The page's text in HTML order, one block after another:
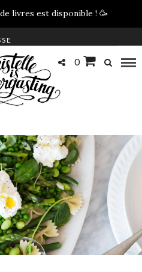
livres est disponible ! 🥳
0